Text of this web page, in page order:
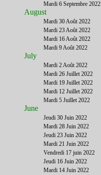
Mardi 6 Septembre 2022
August
Mardi 30 Août 2022
Mardi 23 Août 2022
Mardi 16 Août 2022
Mardi 9 Août 2022
July
Mardi 2 Août 2022
Mardi 26 Juillet 2022
Mardi 19 Juillet 2022
Mardi 12 Juillet 2022
Mardi 5 Juillet 2022
June
Jeudi 30 Juin 2022
Mardi 28 Juin 2022
Jeudi 23 Juin 2022
Mardi 21 Juin 2022
Vendredi 17 juin 2022
Jeudi 16 Juin 2022
Mardi 14 Juin 2022